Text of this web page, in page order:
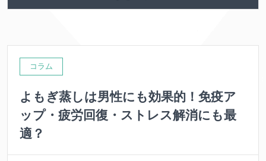
コラム
よもぎ蒸しは男性にも効果的！免疫ア
ップ・疲労回復・ストレス解消にも最
適？